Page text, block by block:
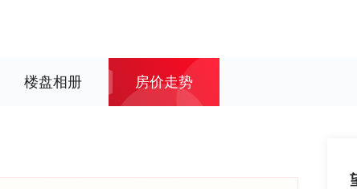
楼盘相册 房价走势